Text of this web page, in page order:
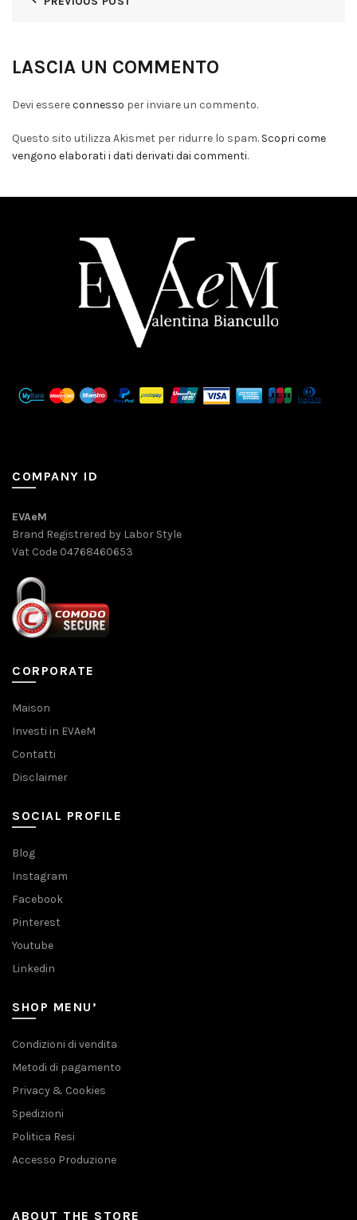
LASCIA UN COMMENTO
Devi essereconnesso per inviare un commento.
Questo sito utilizza Akismet per ridurre lo spam. Scopri come
vengono elaborati i dati derivati dai commenti.
COMPANY ID
EVAeM
Brand Registrered by Labor Style
Vat Code 04768460653
CORPORATE
Maison
Investi in EVAeM
Contatti
Disclaimer
SOCIAL PROFILE
Blog
Instagram
Facebook
Pinterest
Youtube
Linkedin
SHOP MENU’
Condizioni di vendita
Metodi di pagamento
Privacy & Cookies
Spedizioni
Politica Resi
Accesso Produzione
ABOUT THE STORE